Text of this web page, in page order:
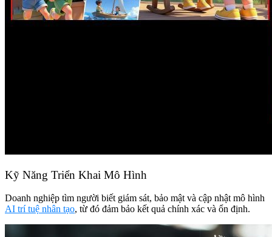
Kỹ Năng Triển Khai Mô Hình
Doanh nghiệp tìm người biết giám sát, bảo mật và cập nhật mô hình
AI trí tuệ nhân tạo, từ đó đảm bảo kết quả chính xác và ổn định.